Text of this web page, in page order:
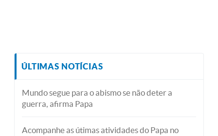
ÚLTIMAS NOTÍCIAS
Mundo segue para o abismo se não deter a
guerra, afirma Papa
Acompanhe as útimas atividades do Papa no